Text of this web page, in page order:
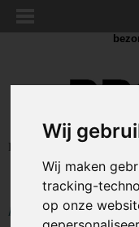
Wij
Wij maken
tracking-
op onze
Inloggen Registreren
Home >GEREEDSCHAP